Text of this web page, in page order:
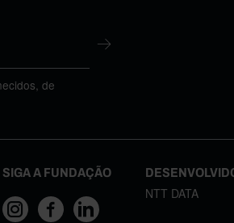
de
SIGA A FUNDAÇÃO
NTT DATA